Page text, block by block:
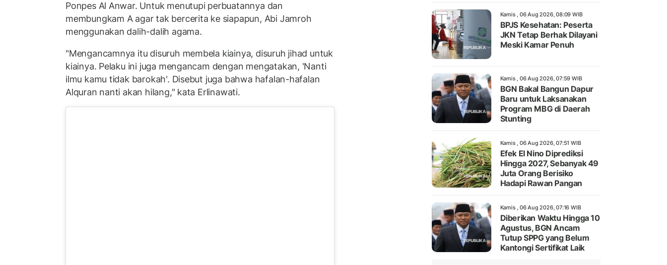
Ponpes Al Anwar. Untuk menutupi perbuatannya dan
membungkam A agar tak bercerita ke siapapun, Abi Jamroh
menggunakan dalih-dalih agama.
"Mengancamnya itu disuruh membela kiainya, disuruh jihad untuk
kiainya. Pelaku ini juga mengancam dengan mengatakan, 'Nanti
ilmu kamu tidak barokah'. Disebut juga bahwa hafalan-hafalan
Alquran nanti akan hilang," kata Erlinawati.
Kamis , 06 Aug 2026, 08:09 WIB
BPJS Kesehatan: Peserta
JKN Tetap Berhak Dilayani
Meski Kamar Penuh
Kamis , 06 Aug 2026, 07:59 WIB
BGN Bakal Bangun Dapur
Baru untuk Laksanakan
Program MBG di Daerah
Stunting
Kamis , 06 Aug 2026, 07:51 WIB
Efek El Nino Diprediksi
Hingga 2027, Sebanyak 49
Juta Orang Berisiko
Hadapi Rawan Pangan
Kamis , 06 Aug 2026, 07:16 WIB
Diberikan Waktu Hingga 10
Agustus, BGN Ancam
Tutup SPPG yang Belum
Kantongi Sertifikat Laik